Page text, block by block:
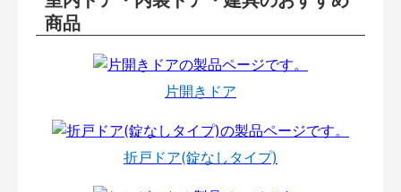
商品
片開きドア
折戸ドア(錠なしタイプ)